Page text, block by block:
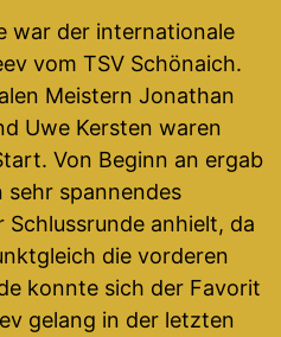
war der internationale
vom TSV Schönaich.
Meistern Jonathan
Uwe Kersten waren
Von Beginn an ergab
sehr spannendes
Schlussrunde anhielt, da
die vorderen
konnte sich der Favorit
gelang in der letzten